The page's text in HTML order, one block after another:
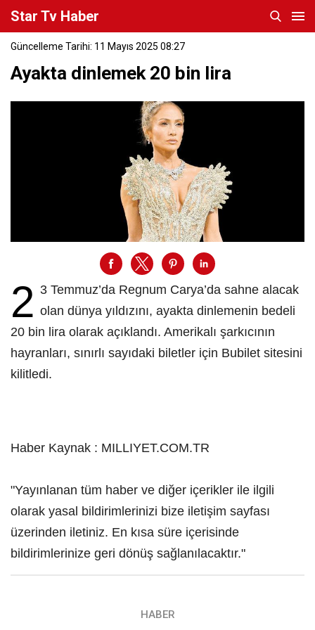
Star Tv Haber
Güncelleme Tarihi: 11 Mayıs 2025 08:27
Ayakta dinlemek 20 bin lira
2 3 Temmuz’da Regnum Carya’da sahne alacak
olan dünya yıldızını, ayakta dinlemenin bedeli
20 bin lira olarak açıklandı. Amerikalı şarkıcının
hayranları, sınırlı sayıdaki biletler için Bubilet sitesini
kilitledi.
Haber Kaynak : MILLIYET.COM.TR
"Yayınlanan tüm haber ve diğer içerikler ile ilgili
olarak yasal bildirimlerinizi bize iletişim sayfası
üzerinden iletiniz. En kısa süre içerisinde
bildirimlerinize geri dönüş sağlanılacaktır."
HABER